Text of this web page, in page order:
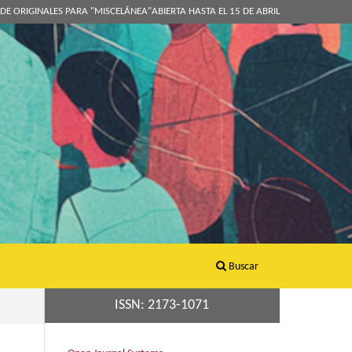
Buscar
ORIGINALES PARA "MISCELÁNEA"ABIERTA HASTA EL 15 DE ABRIL
ISSN: 2173-1071